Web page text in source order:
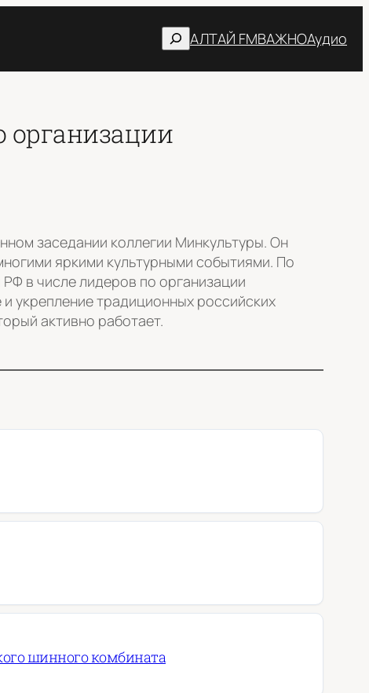
ПоискАЛТАЙ FMВАЖНОАудио
организации
заседании коллегии Минкультуры. Он
яркими культурными событиями. По
в числе лидеров по организации
укрепление традиционных российских
активно работает.
шинного комбината